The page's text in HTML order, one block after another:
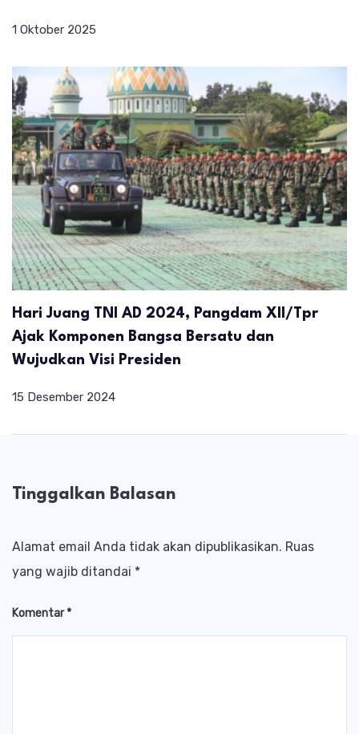
1 Oktober 2025
Hari Juang TNI AD 2024, Pangdam XII/Tpr
Ajak Komponen Bangsa Bersatu dan
Wujudkan Visi Presiden
15 Desember 2024
Tinggalkan Balasan
Alamat email Anda tidak akan dipublikasikan. Ruas
yang wajib ditandai *
Komentar*